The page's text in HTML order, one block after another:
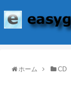
ホーム CD